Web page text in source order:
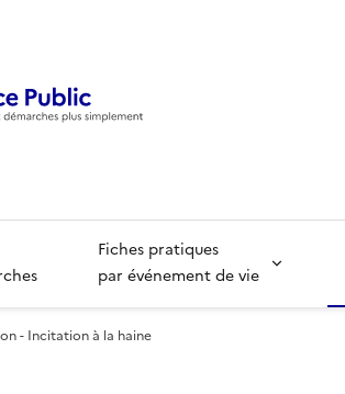
Fiches pratiques
par événement de vie
- Incitation à la haine